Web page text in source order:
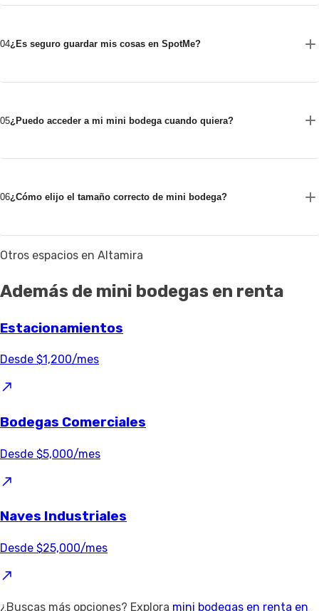
04¿Es seguro guardar mis cosas en SpotMe?
05¿Puedo acceder a mi mini bodega cuando quiera?
06¿Cómo elijo el tamaño correcto de mini bodega?
Otros espacios en Altamira
Además de mini bodegas en renta
Estacionamientos
Desde $1,200/mes
Bodegas Comerciales
Desde $5,000/mes
Naves Industriales
Desde $25,000/mes
¿Buscas más opciones? Explora mini bodegas en renta en